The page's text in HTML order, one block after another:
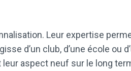
Leur expertise
d’un club, d’une école ou
aspect neuf sur le long